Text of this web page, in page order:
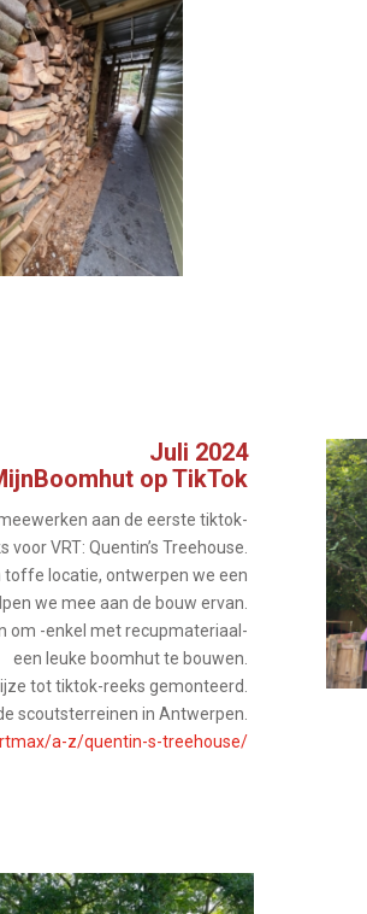
Juli 2024
op TikTok
aan de eerste tiktok-
voor VRT: Quentin’s Treehouse.
toffe locatie, ontwerpen we een
we mee aan de bouw ervan.
om -enkel met recupmateriaal-
een leuke boomhut te bouwen.
tot tiktok-reeks gemonteerd.
scoutsterreinen in Antwerpen.
a-z/quentin-s-treehouse/